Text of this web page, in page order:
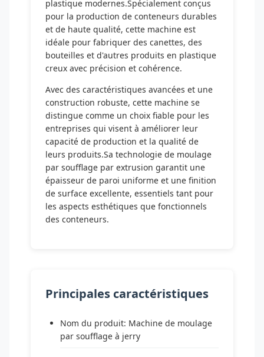
plastique modernes.Spécialement conçus
pour la production de conteneurs durables
et de haute qualité, cette machine est
idéale pour fabriquer des canettes, des
bouteilles et d'autres produits en plastique
creux avec précision et cohérence.
Avec des caractéristiques avancées et une
construction robuste, cette machine se
distingue comme un choix fiable pour les
entreprises qui visent à améliorer leur
capacité de production et la qualité de
leurs produits.Sa technologie de moulage
par soufflage par extrusion garantit une
épaisseur de paroi uniforme et une finition
de surface excellente, essentiels tant pour
les aspects esthétiques que fonctionnels
des conteneurs.
Principales caractéristiques
Nom du produit: Machine de moulage
par soufflage à jerry